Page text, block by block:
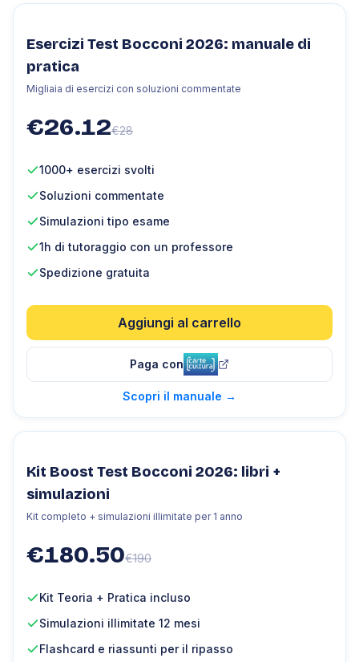
Esercizi Test Bocconi 2026: manuale di
pratica
Migliaia di esercizi con soluzioni commentate
€26.12€28
1000+ esercizi svolti
Soluzioni commentate
Simulazioni tipo esame
1h di tutoraggio con un professore
Spedizione gratuita
Aggiungi al carrello
Paga con
Scopri il manuale →
Kit Boost Test Bocconi 2026: libri +
simulazioni
Kit completo + simulazioni illimitate per 1 anno
€180.50€190
Kit Teoria + Pratica incluso
Simulazioni illimitate 12 mesi
Flashcard e riassunti per il ripasso